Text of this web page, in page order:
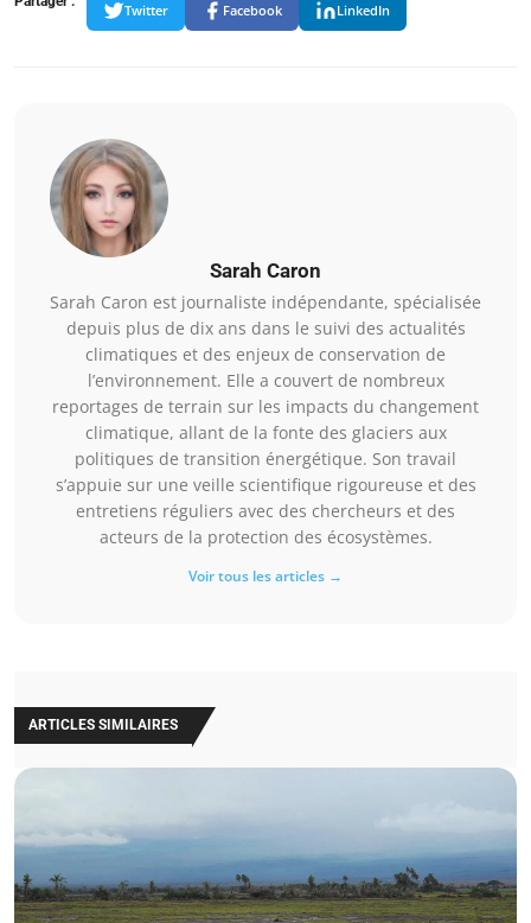
Twitter Facebook LinkedIn
Sarah Caron
Sarah Caron est journaliste indépendante, spécialisée
depuis plus de dix ans dans le suivi des actualités
climatiques et des enjeux de conservation de
l’environnement. Elle a couvert de nombreux
reportages de terrain sur les impacts du changement
climatique, allant de la fonte des glaciers aux
politiques de transition énergétique. Son travail
s’appuie sur une veille scientifique rigoureuse et des
entretiens réguliers avec des chercheurs et des
acteurs de la protection des écosystèmes.
Voir tous les articles →
ARTICLES SIMILAIRES